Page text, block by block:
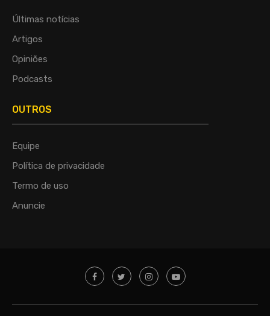
Últimas notícias
Artigos
Opiniões
Podcasts
OUTROS
Equipe
Política de privacidade
Termo de uso
Anuncie